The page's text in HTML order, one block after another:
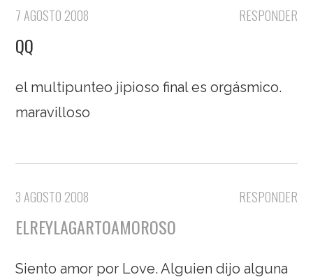
RESPONDER
7 AGOSTO 2008
QQ
el multipunteo jipioso final es orgásmico.
maravilloso
RESPONDER
3 AGOSTO 2008
ELREYLAGARTOAMOROSO
Siento amor por Love. Alguien dijo alguna